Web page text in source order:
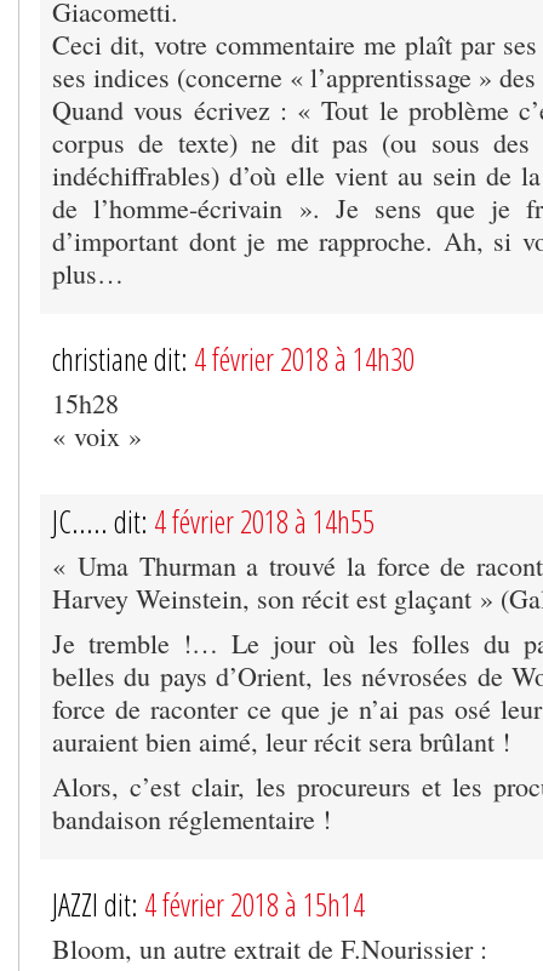
Giacometti.
Ceci dit, votre commentaire me plaît par
ses indices (concerne « l’apprentissage »
Quand vous écrivez : « Tout le problème
corpus de texte) ne dit pas (ou sous des
indéchiffrables) d’où elle vient au sein de
de l’homme-écrivain ». Je sens que je
d’important dont je me rapproche. Ah, si
plus…
christiane dit: 4 février 2018 à 14h30
15h28
« voix »
JC..... dit: 4 février 2018 à 14h55
« Uma Thurman a trouvé la force de
Harvey Weinstein, son récit est glaçant »
Je tremble !… Le jour où les folles du
belles du pays d’Orient, les névrosées de
force de raconter ce que je n’ai pas osé
auraient bien aimé, leur récit sera brûlant !
Alors, c’est clair, les procureurs et les
bandaison réglementaire !
JAZZI dit: 4 février 2018 à 15h14
Bloom, un autre extrait de F.Nourissier :